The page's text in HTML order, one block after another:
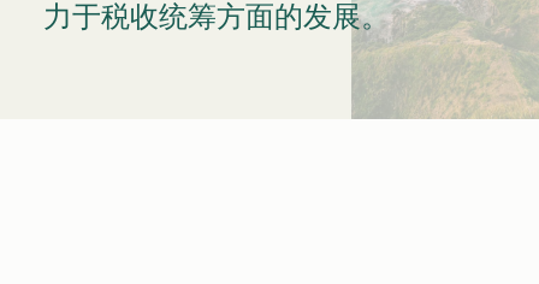
Log in
力于税收统筹方面的发展。